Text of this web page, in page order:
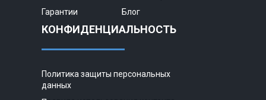
Гарантии
Блог
КОНФИДЕНЦИАЛЬНОСТЬ
Политика защиты персональных
данных